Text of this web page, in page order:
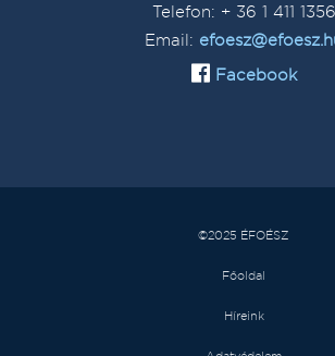
Telefon: + 36 1 411 1356
Email:
Facebook
©2025 ÉFOÉSZ
Főoldal
Híreink